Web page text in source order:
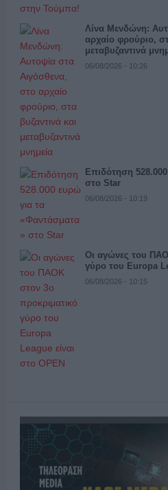
Λίνα Μενδώνη:
αρχαίο φρούριο,
μεταβυζαντινά
06/08/2026 - 10:26
Επιδότηση
στο Star
06/08/2026 - 10:19
Οι αγώνες του
γύρο του Europa
06/08/2026 - 10:15